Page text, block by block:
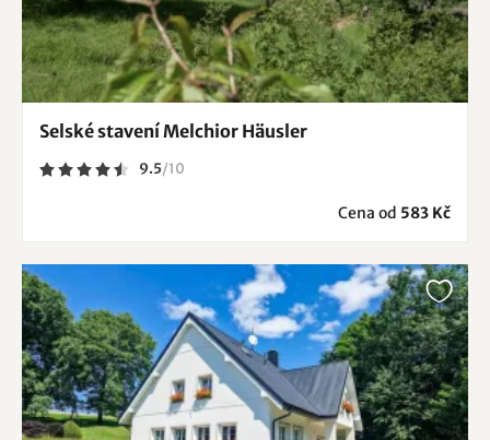
Selské stavení Melchior Häusler
9.5/10
Cena od 583 Kč